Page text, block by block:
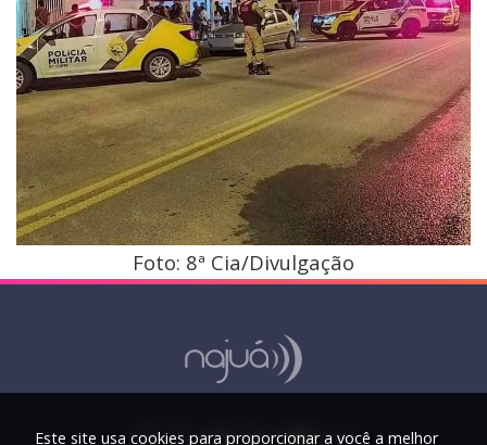
Foto: 8ª Cia/Divulgação
Este site usa cookies para proporcionar a você a melhor